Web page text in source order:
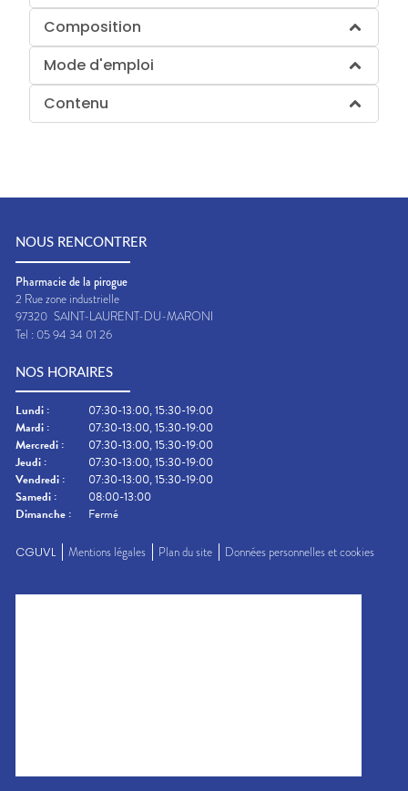
Composition
Mode d'emploi
Contenu
NOUS RENCONTRER
Pharmacie de la pirogue
2 Rue zone industrielle
97320 SAINT-LAURENT-DU-MARONI
Tel : 05 94 34 01 26
NOS HORAIRES
Lundi :
07:30-13:00, 15:30-19:00
Mardi :
07:30-13:00, 15:30-19:00
Mercredi :
07:30-13:00, 15:30-19:00
Jeudi :
07:30-13:00, 15:30-19:00
Vendredi :
07:30-13:00, 15:30-19:00
Samedi :
08:00-13:00
Dimanche : Fermé
CGUVL Mentions légales Plan du site Données personnelles et cookies